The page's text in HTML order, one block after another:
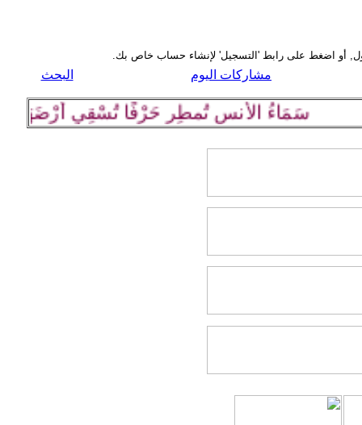
مشاركات اليوم البحث
سَمَاءُ الأُنسِ تُمطِر حَرْفًا تُسْقِي أرْضَهَا كلِمة